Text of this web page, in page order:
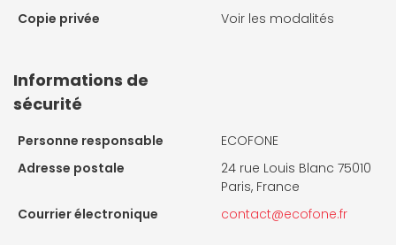
Copie privée Voir les modalités
Informations de
sécurité
Personne responsable
ECOFONE
Adresse postale
24 rue Louis Blanc 75010
Paris, France
Courrier électronique
contact@ecofone.fr